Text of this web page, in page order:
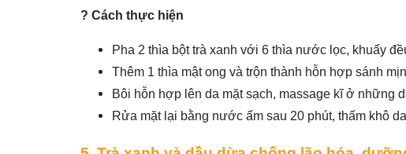
? Cách thực hiện
Pha 2 thìa bột trà xanh với 6 thìa nước lọc, khuấy
Thêm 1 thìa mật ong và trộn thành hỗn hợp sánh mịn
Bôi hỗn hợp lên da mặt sạch, massage kĩ ở những
Rửa mặt lại bằng nước ấm sau 20 phút, thấm khô